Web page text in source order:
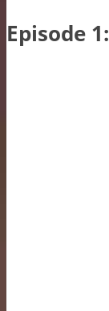
Episode